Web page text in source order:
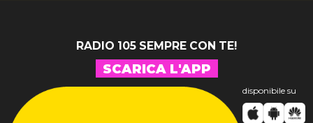
RADIO 105 SEMPRE CON TE!
SCARICA L'APP
disponibile su